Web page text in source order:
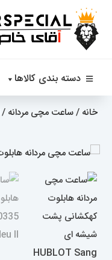
دسته بندی کالاها
خانه /ساعت مچی مردانه /